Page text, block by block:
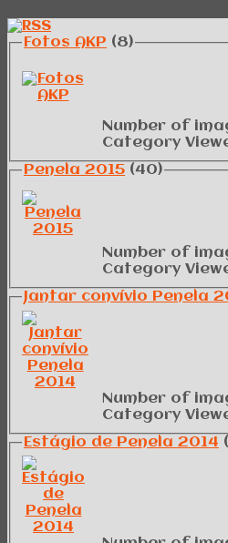
Fotos AKP (8)
Number of
Category
Penela 2015 (40)
Number of
Category
Jantar convívio Penela
Number of
Category
Estágio de Penela 2014